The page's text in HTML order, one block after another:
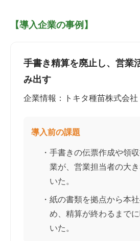
【導入企業の事例】
手書き精算を廃止し、営業
み出す
企業情報：トキタ種苗株式会社
導入前の課題
・手書きの伝票作成や領
業が、営業担当者の大
いた。
・紙の書類を拠点から本
め、精算が終わるまで
いた。